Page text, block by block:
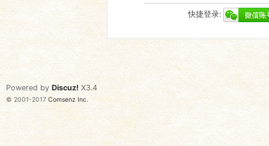
快捷登录:
Powered by Discuz! X3.4
© 2001-2017 Comsenz Inc.